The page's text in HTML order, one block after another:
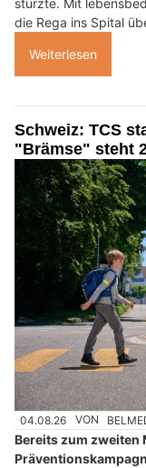
stürzte. Mit
die Rega ins Spital
Weiterlesen
Schweiz: TCS
"Brämse" steht
04.08.26 VON
Bereits zum zweiten